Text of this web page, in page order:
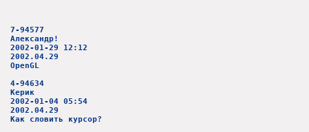
7-94577
Александр!
2002-01-29 12:12
2002.04.29
OpenGL
4-94634
Керик
2002-01-04 05:54
2002.04.29
Как словить курсор?